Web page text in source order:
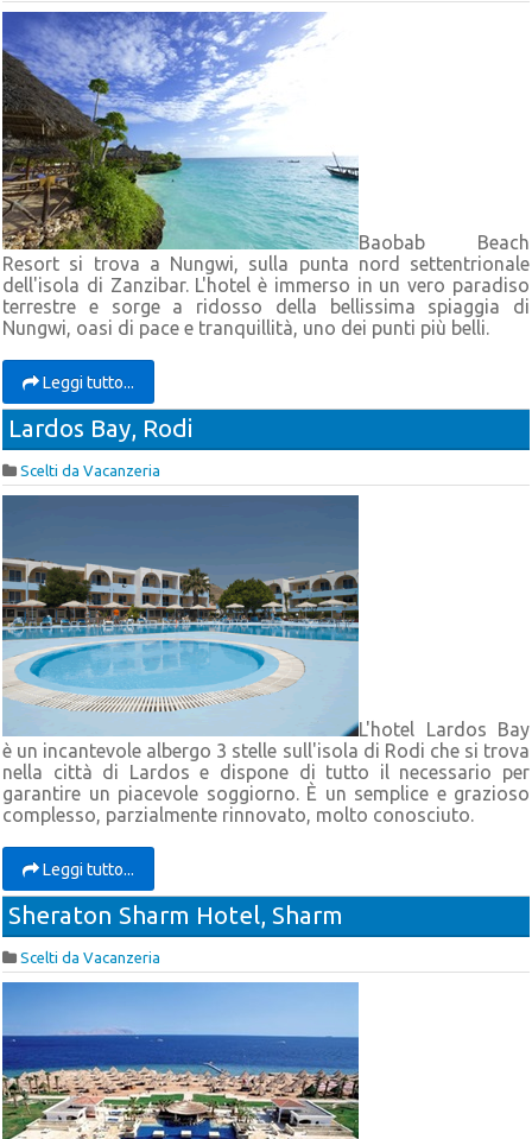
Baobab Beach
Resort si trova a Nungwi, sulla punta nord settentrionale
dell'isola di Zanzibar. L'hotel è immerso in un vero paradiso
terrestre e sorge a ridosso della bellissima spiaggia di
Nungwi, oasi di pace e tranquillità, uno dei punti più belli.
Leggi tutto...
Lardos Bay, Rodi
Scelti da Vacanzeria
L'hotel Lardos Bay
è un incantevole albergo 3 stelle sull'isola di Rodi che si trova
nella città di Lardos e dispone di tutto il necessario per
garantire un piacevole soggiorno. È un semplice e grazioso
complesso, parzialmente rinnovato, molto conosciuto.
Leggi tutto...
Sheraton Sharm Hotel, Sharm
Scelti da Vacanzeria